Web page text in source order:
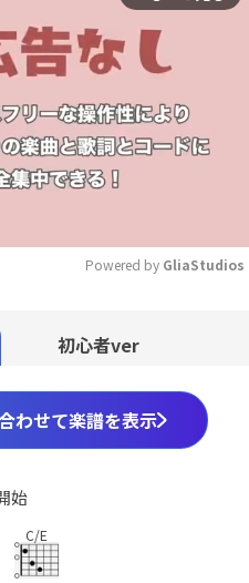
Powered by GliaStudios
初心者ver
わせて楽譜を表示
始
C/E